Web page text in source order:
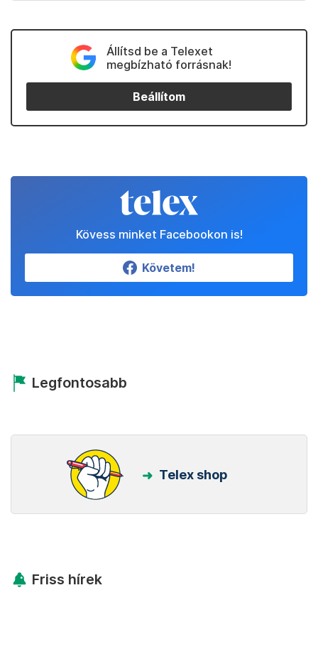
Állítsd be a Telexet
megbízható forrásnak!
Beállítom
Kövess minket Facebookon is!
Követem!
Legfontosabb
Telex shop
Friss hírek